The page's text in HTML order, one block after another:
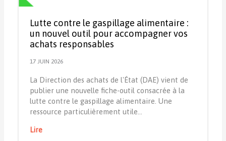
Lutte contre le gaspillage alimentaire :
un nouvel outil pour accompagner vos
achats responsables
17 JUIN 2026
La Direction des achats de l'État (DAE) vient de
publier une nouvelle fiche-outil consacrée à la
lutte contre le gaspillage alimentaire. Une
ressource particulièrement utile…
Lire